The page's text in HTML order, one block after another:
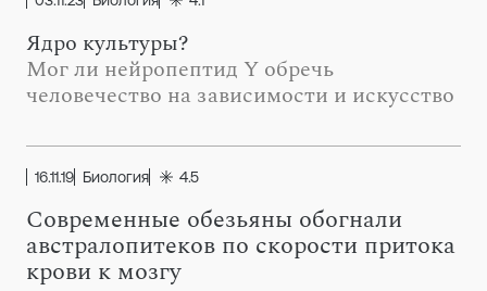
Ядро культуры?
Мог ли нейропептид Y обречь
человечество на зависимости и искусство
16.11.19 Биология 4.5
Современные обезьяны обогнали
австралопитеков по скорости притока
крови к мозгу